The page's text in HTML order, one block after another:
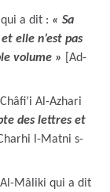
a dit : « Sa
elle n’est pas
volume »
[Ad-
Al-Azhari
des lettres et
l-Matni s-
Mâliki qui a dit